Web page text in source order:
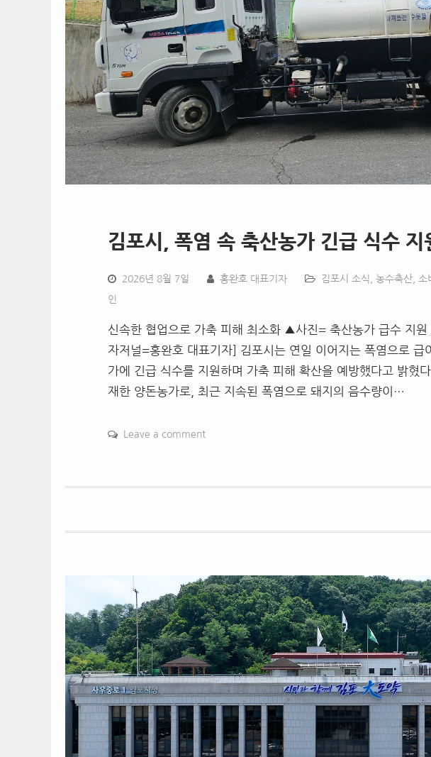
김포시, 폭염 속 축산농가 긴급 식수 지
2026년 8월 7일 홍완호 대표기자 김포시 소식 농수축산 소
인
신속한 협업으로 가축 피해 최소화 ▲사진= 축산농가 급수 지
자저널=홍완호 대표기자] 김포시는 연일 이어지는 폭염으로 급
가에 긴급 식수를 지원하며 가축 피해 확산을 예방했다고 밝혔
재한 양돈농가로, 최근 지속된 폭염으로 돼지의 음수량이…
Leave a comment